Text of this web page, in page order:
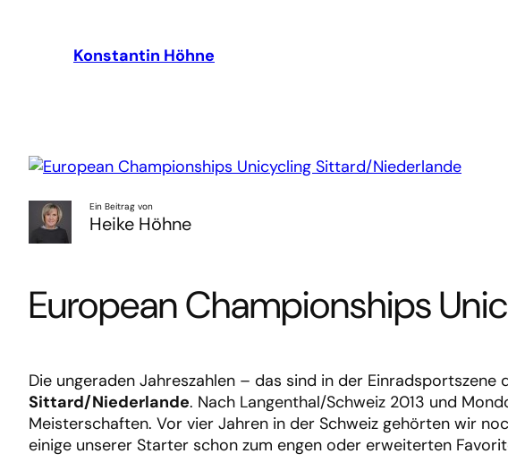
Konstantin Höhne
Ein Beitrag von
Heike Höhne
European Championships
Die ungeraden Jahreszahlen – das sind in der
Sittard/Niederlande. Nach Langenthal/Schweiz 2013 und
Meisterschaften. Vor vier Jahren in der Schweiz gehörten wir
einige unserer Starter schon zum engen oder erweiterten